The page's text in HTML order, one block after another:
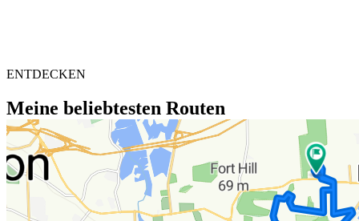
ENTDECKEN
Meine beliebtesten Routen